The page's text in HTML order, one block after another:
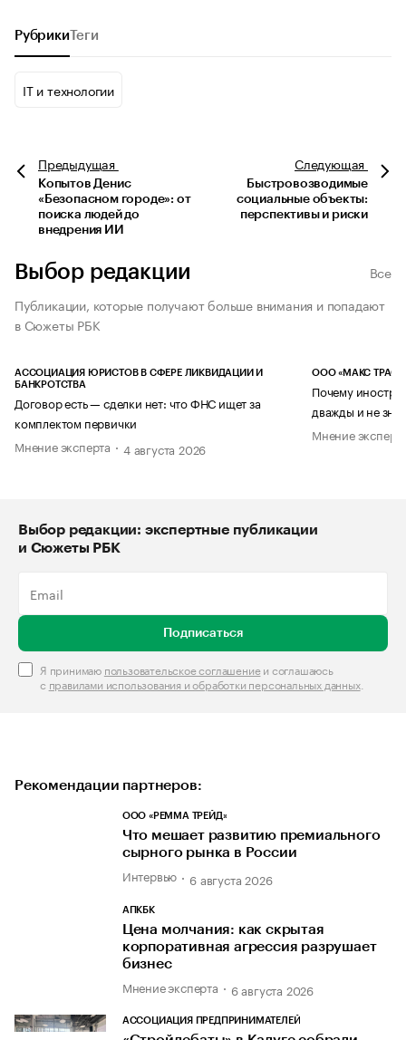
Рубрики Теги
IT и технологии
Предыдущая
Копытов Денис
«Безопасном городе»: от
поиска людей до
внедрения ИИ
Следующая
Быстровозводимые
социальные объекты:
перспективы и риски
Выбор редакции
Все
Публикации, которые получают больше внимания и попадают
в Сюжеты РБК
АССОЦИАЦИЯ ЮРИСТОВ В СФЕРЕ ЛИКВИДАЦИИ И
БАНКРОТСТВА
Договор есть — сделки нет: что ФНС ищет за
комплектом первички
Мнение эксперта
4 августа 2026
ООО «МАКС ТРАСТ»
Почему
дважды и не
Мнение
Выбор редакции: экспертные публикации
и Сюжеты РБК
Подписаться
Я принимаю пользовательское соглашениеи соглашаюсь
с правилами использования и обработки персональных данных.
Рекомендации партнеров:
ООО «РЕММА ТРЕЙД»
Что мешает развитию премиального
сырного рынка в России
Интервью 6 августа 2026
АПКБК
Цена молчания: как скрытая
корпоративная агрессия разрушает
бизнес
Мнение эксперта 6 августа 2026
АССОЦИАЦИЯ ПРЕДПРИНИМАТЕЛЕЙ